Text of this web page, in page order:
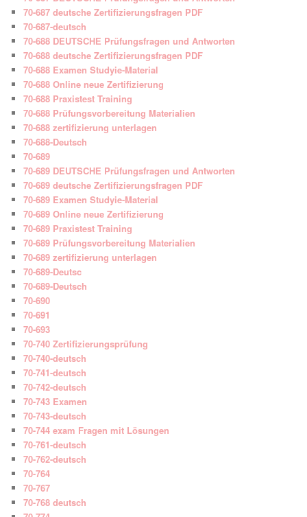
70-687 deutsche Zertifizierungsfragen PDF
70-687-deutsch
70-688 DEUTSCHE Prüfungsfragen und Antworten
70-688 deutsche Zertifizierungsfragen PDF
70-688 Examen Studyie-Material
70-688 Online neue Zertifizierung
70-688 Praxistest Training
70-688 Prüfungsvorbereitung Materialien
70-688 zertifizierung unterlagen
70-688-Deutsch
70-689
70-689 DEUTSCHE Prüfungsfragen und Antworten
70-689 deutsche Zertifizierungsfragen PDF
70-689 Examen Studyie-Material
70-689 Online neue Zertifizierung
70-689 Praxistest Training
70-689 Prüfungsvorbereitung Materialien
70-689 zertifizierung unterlagen
70-689-Deutsc
70-689-Deutsch
70-690
70-691
70-693
70-740 Zertifizierungsprüfung
70-740-deutsch
70-741-deutsch
70-742-deutsch
70-743 Examen
70-743-deutsch
70-744 exam Fragen mit Lösungen
70-761-deutsch
70-762-deutsch
70-764
70-767
70-768 deutsch